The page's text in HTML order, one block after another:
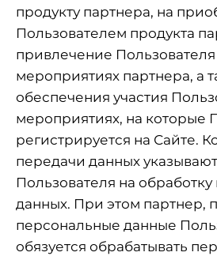
продукту партнера, на
Пользователем продукта
привлечение Пользователя
мероприятиях партнера, а
обеспечения участия
мероприятиях, на которые
регистрируется на Сайте.
передачи данных
Пользователя на
данных. При этом партнер,
персональные данные
обязуется обрабатывать